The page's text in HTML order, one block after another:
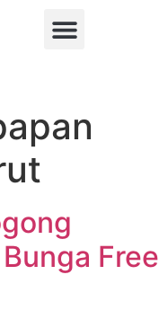
Free